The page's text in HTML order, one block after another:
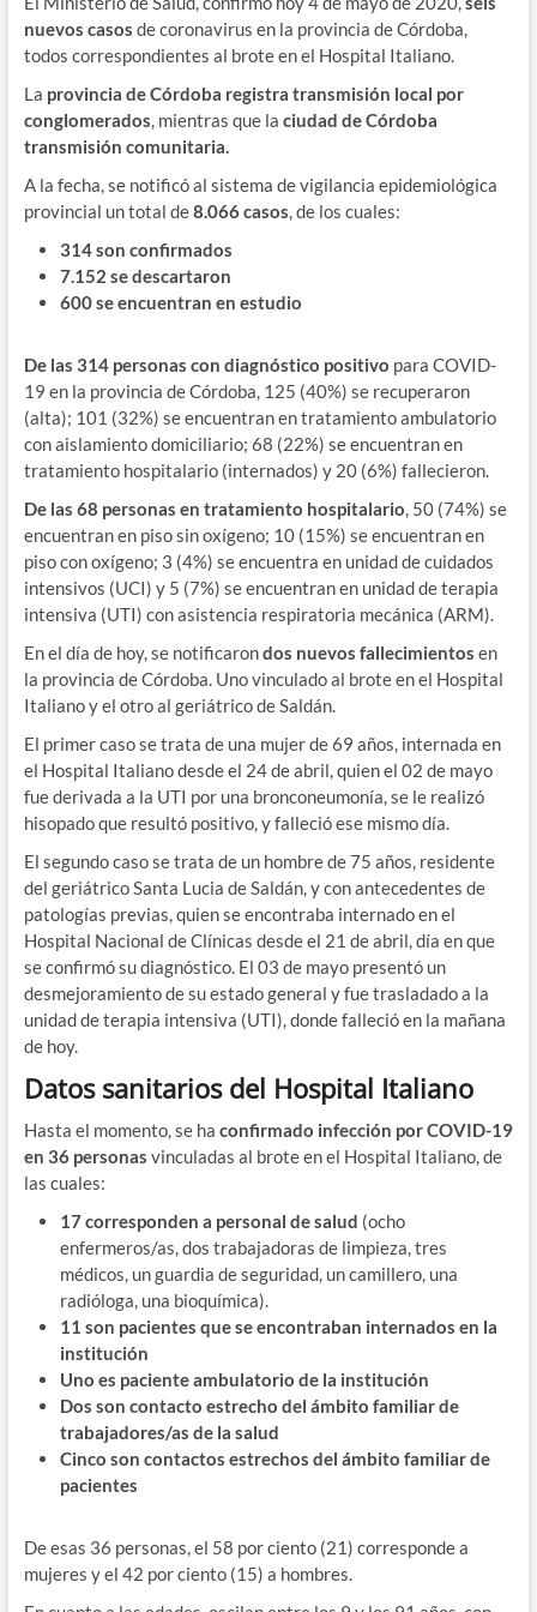
nuevos casos de coronavirus en la provincia de Córdoba,
todos correspondientes al brote en el Hospital Italiano.
La provincia de Córdoba registra transmisión local por
conglomerados, mientras que la ciudad de Córdoba
transmisión comunitaria.
A la fecha, se notificó al sistema de vigilancia epidemiológica
provincial un total de8.066 casos, de los cuales:
314 son confirmados
7.152 se descartaron
600 se encuentran en estudio
De las 314 personas con diagnóstico positivo para COVID-
19 en la provincia de Córdoba, 125 (40%) se recuperaron
(alta); 101 (32%) se encuentran en tratamiento ambulatorio
con aislamiento domiciliario; 68 (22%) se encuentran en
tratamiento hospitalario (internados) y 20 (6%) fallecieron.
De las 68 personas en tratamiento hospitalario, 50 (74%) se
encuentran en piso sin oxígeno; 10 (15%) se encuentran en
piso con oxígeno; 3 (4%) se encuentra en unidad de cuidados
intensivos (UCI) y 5 (7%) se encuentran en unidad de terapia
intensiva (UTI) con asistencia respiratoria mecánica (ARM).
En el día de hoy, se notificarondos nuevos fallecimientos en
la provincia de Córdoba. Uno vinculado al brote en el Hospital
Italiano y el otro al geriátrico de Saldán.
El primer caso se trata de una mujer de 69 años, internada en
el Hospital Italiano desde el 24 de abril, quien el 02 de mayo
fue derivada a la UTI por una bronconeumonía, se le realizó
hisopado que resultó positivo, y falleció ese mismo día.
El segundo caso se trata de un hombre de 75 años, residente
del geriátrico Santa Lucia de Saldán, y con antecedentes de
patologías previas, quien se encontraba internado en el
Hospital Nacional de Clínicas desde el 21 de abril, día en que
se confirmó su diagnóstico. El 03 de mayo presentó un
desmejoramiento de su estado general y fue trasladado a la
unidad de terapia intensiva (UTI), donde falleció en la mañana
de hoy.
Datos sanitarios del Hospital Italiano
Hasta el momento, se ha confirmado infección por COVID-19
en 36 personas vinculadas al brote en el Hospital Italiano, de
las cuales:
17 corresponden a personal de salud (ocho
enfermeros/as, dos trabajadoras de limpieza, tres
médicos, un guardia de seguridad, un camillero, una
radióloga, una bioquímica).
11 son pacientes que se encontraban internados en la
institución
Uno es paciente ambulatorio de la institución
Dos son contacto estrecho del ámbito familiar de
trabajadores/as de la salud
Cinco son contactos estrechos del ámbito familiar de
pacientes
De esas 36 personas, el 58 por ciento (21) corresponde a
mujeres y el 42 por ciento (15) a hombres.